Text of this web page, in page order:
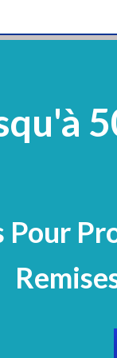
Pour
Dentaires